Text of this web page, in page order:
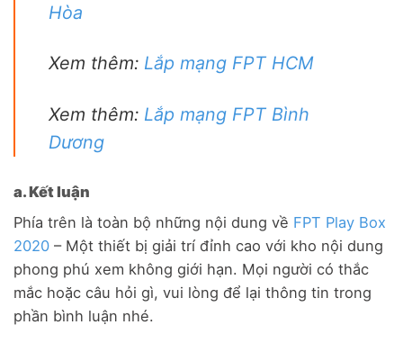
Hòa
Xem thêm: Lắp mạng FPT HCM
Xem thêm: Lắp mạng FPT Bình
Dương
a. Kết luận
Phía trên là toàn bộ những nội dung về FPT Play Box
2020 – Một thiết bị giải trí đỉnh cao với kho nội dung
phong phú xem không giới hạn. Mọi người có thắc
mắc hoặc câu hỏi gì, vui lòng để lại thông tin trong
phần bình luận nhé.